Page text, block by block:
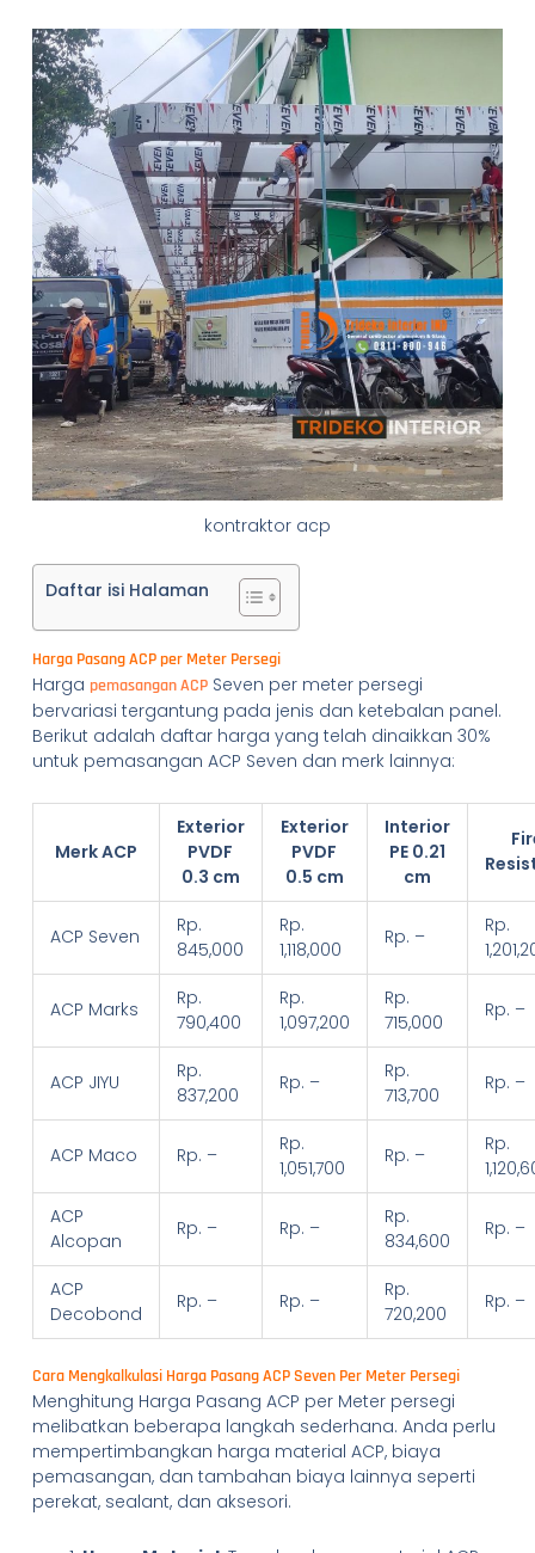
kontraktor acp
Daftar isi Halaman
Harga Pasang ACP per Meter Persegi
Harga pemasangan ACPSeven per meter persegi
bervariasi tergantung pada jenis dan ketebalan panel.
Berikut adalah daftar harga yang telah dinaikkan 30%
untuk pemasangan ACP Seven dan merk lainnya:
Merk ACP
Exterior
PVDF
0.3 cm
Exterior
PVDF
0.5 cm
Interior
PE 0.21
cm
ACP Seven
Rp.
845,000
Rp.
1,118,000
Rp. –
Rp.
ACP Marks
Rp.
790,400
Rp.
1,097,200
Rp.
715,000
Rp. –
ACP JIYU
Rp.
837,200
Rp. –
Rp.
713,700
Rp. –
ACP Maco Rp. –
Rp.
1,051,700
Rp. –
Rp.
ACP
Alcopan
Rp. – Rp. –
Rp.
834,600
Rp. –
ACP
Decobond
Rp. – Rp. –
Rp.
720,200
Rp. –
Cara Mengkalkulasi Harga Pasang ACP Seven Per Meter Persegi
Menghitung Harga Pasang ACP per Meter persegi
melibatkan beberapa langkah sederhana. Anda perlu
mempertimbangkan harga material ACP, biaya
pemasangan, dan tambahan biaya lainnya seperti
perekat, sealant, dan aksesori.